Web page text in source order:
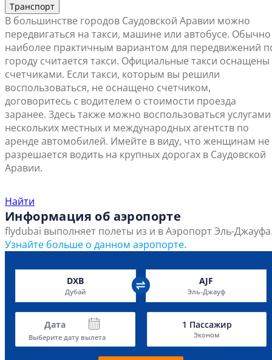
Транспорт
В большинстве городов Саудовской Аравии можно
передвигаться на такси, машине или автобусе. Обычно
наиболее практичным вариантом для передвижений
городу считается такси. Официальные такси оснащены
счетчиками. Если такси, которым вы решили
воспользоваться, не оснащено счетчиком,
договоритесь с водителем о стоимости проезда
заранее. Здесь также можно воспользоваться услугами
нескольких местных и международных агентств по
аренде автомобилей. Имейте в виду, что женщинам не
разрешается водить на крупных дорогах в Саудовской
Аравии.
Найти
Информация об аэропорте
flydubai выполняет полеты из и в Аэропорт Эль-
Узнайте больше о данном аэропорте.
DXB
Дубай
AJF
Эль-Джауф
Дата
Выберите дату вылета
1 Пассажир
Эконом